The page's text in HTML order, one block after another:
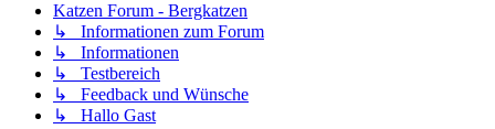
Katzen Forum - Bergkatzen
↳ Informationen zum Forum
↳ Informationen
↳ Testbereich
↳ Feedback und Wünsche
↳ Hallo Gast